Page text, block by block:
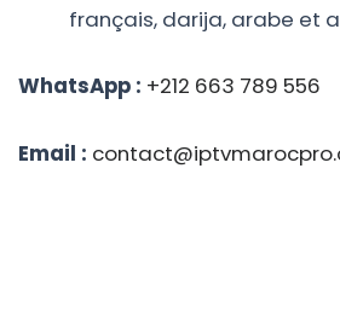
français, darija, arabe et
WhatsApp : +212 663 789 556
Email :